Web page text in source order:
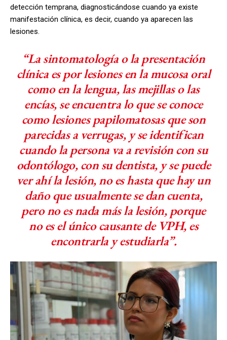
detección temprana, diagnosticándose cuando ya existe
manifestación clínica, es decir, cuando ya aparecen las
lesiones.
“La sintomatología o la presentación
clínica es por lesiones en la mucosa oral
como en la lengua, las mejillas o las
encías, se encuentra lo que se conoce
como lesiones papilomatosas que son
parecidas a verrugas, y se identifican
cuando la persona va a revisión con su
odontólogo, con su dentista, y se puede
ver ahí la lesión, no es hasta que hay un
daño que usualmente se dan cuenta,
pero no es nada más la lesión, porque
no es el único causante de VPH, es
encontrarla y estudiarla”.